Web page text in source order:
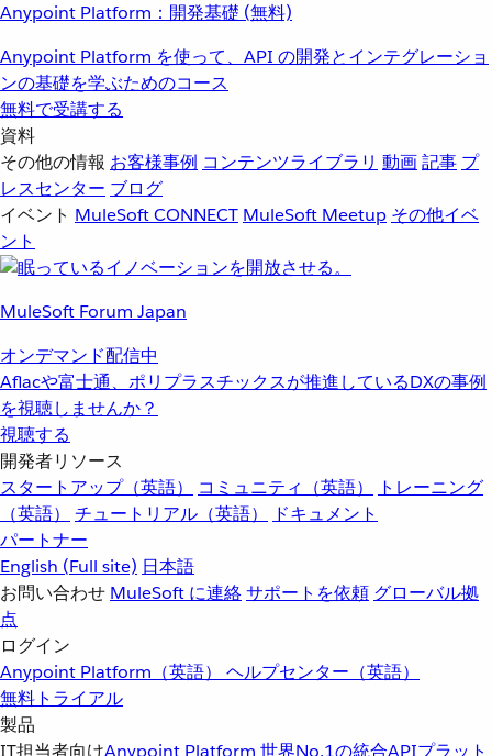
Anypoint Platform：開発基礎 (無料)
Anypoint Platform を使って、API の開発とインテグレーショ
ンの基礎を学ぶためのコース
無料で受講する
資料
その他の情報 お客様事例 コンテンツライブラリ 動画記事 プ
レスセンター ブログ
イベント MuleSoft CONNECT MuleSoft Meetup その他イベ
ント
MuleSoft Forum Japan
オンデマンド配信中
Aflacや富士通、ポリプラスチックスが推進しているDXの事例
を視聴しませんか？
視聴する
開発者リソース
スタートアップ（英語）
コミュニティ（英語）
トレーニング
（英語）
チュートリアル（英語）
ドキュメント
パートナー
English (Full site) 日本語
お問い合わせ MuleSoft に連絡サポートを依頼 グローバル拠
点
ログイン
Anypoint Platform（英語） ヘルプセンター（英語）
無料トライアル
製品
IT担当者向けAnypoint Platform 世界No.1の統合APIプラット